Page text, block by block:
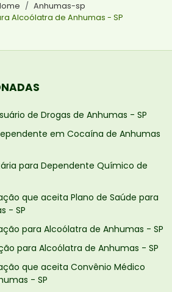
Anhumas-sp
Alcoólatra de Anhumas - SP
de Drogas de Anhumas - SP
em Cocaína de Anhumas
para Dependente Químico de
que aceita Plano de Saúde para
- SP
para Alcoólatra de Anhumas - SP
para Alcoólatra de Anhumas - SP
que aceita Convênio Médico
- SP